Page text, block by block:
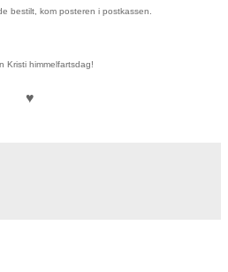
bestilt, kom posteren i postkassen.
Kristi himmelfartsdag!
♥